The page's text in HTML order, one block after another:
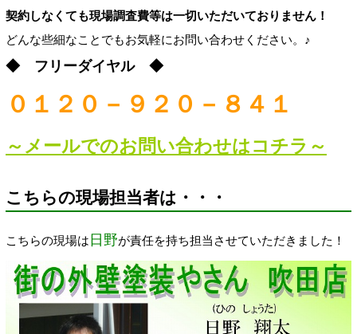
契約しなくても現場調査費等は一切いただいておりません！
どんな些細なことでもお気軽にお問い合わせください。♪
◆ フリーダイヤル ◆
０１２０－９２０－８４１
～メールでのお問い合わせはコチラ～
こちらの現場担当者は・・・
こちらの現場は 日野が責任を持ち担当させていただきました！